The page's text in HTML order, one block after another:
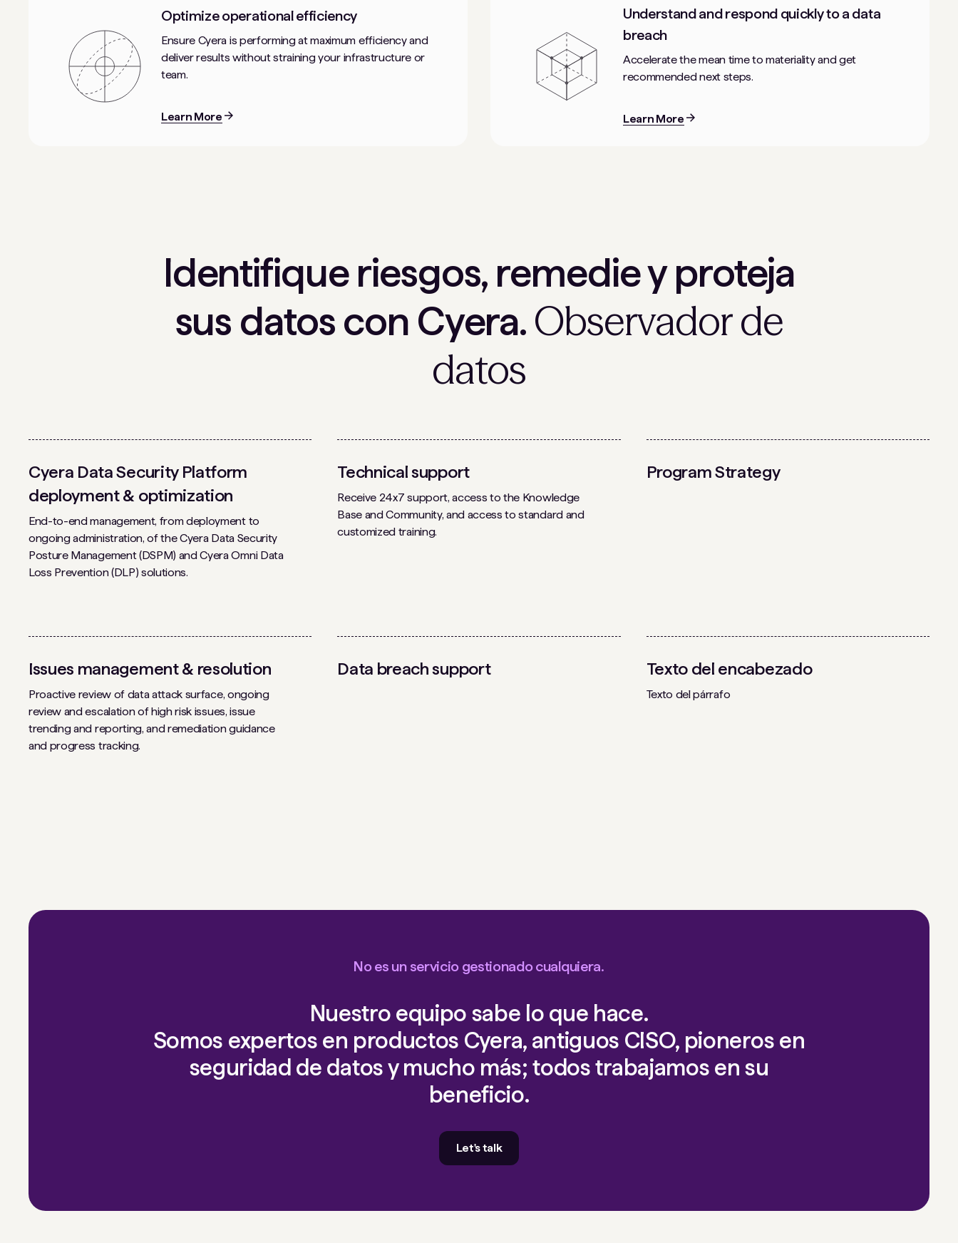
Optimize operational efficiency
Ensure Cyera is performing at maximum efficiency and
deliver results without straining your infrastructure or
team.
Learn More
Understand and respond quickly to a data
breach
Accelerate the mean time to materiality and get
recommended next steps.
Learn More
Identifique riesgos, remedie y proteja
sus datos con Cyera.Observador de
datos
Cyera Data Security Platform
deployment & optimization
End-to-end management, from deployment to
ongoing administration, of the Cyera Data Security
Posture Management (DSPM) and Cyera Omni Data
Loss Prevention (DLP) solutions.
Technical support
Receive 24x7 support, access to the Knowledge
Base and Community, and access to standard and
customized training.
Program Strategy
Issues management & resolution
Proactive review of data attack surface, ongoing
review and escalation of high risk issues, issue
trending and reporting, and remediation guidance
and progress tracking.
Data breach support Texto del encabezado
Texto del párrafo
No es un servicio gestionado cualquiera.
Nuestro equipo sabe lo que hace.
Somos expertos en productos Cyera, antiguos CISO, pioneros en
seguridad de datos y mucho más; todos trabajamos en su
beneficio.
Let's talk